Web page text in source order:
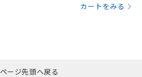
カートをみる
ページ先頭へ戻る